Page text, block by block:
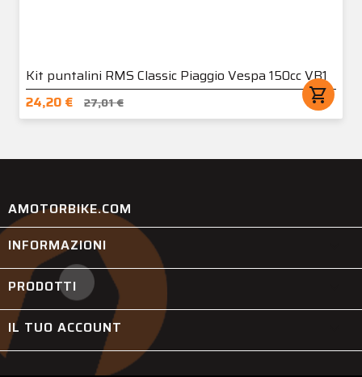
Kit puntalini RMS Classic Piaggio Vespa 150cc VB1
24,20 €
27,01 € shopping_cart
AMOTORBIKE.COM
INFORMAZIONI
PRODOTTI
IL TUO ACCOUNT